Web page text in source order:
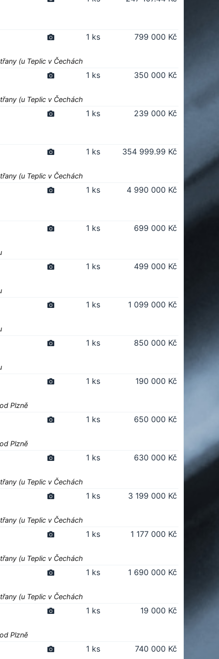
1 ks 799 000 Kč
(u Teplic v Čechách
1 ks 350 000 Kč
(u Teplic v Čechách
1 ks 239 000 Kč
1 ks 354 999.99 Kč
(u Teplic v Čechách
1 ks 4 990 000 Kč
1 ks 699 000 Kč
1 ks 499 000 Kč
1 ks 1 099 000 Kč
1 ks 850 000 Kč
1 ks 190 000 Kč
Plzně
1 ks 650 000 Kč
Plzně
1 ks 630 000 Kč
(u Teplic v Čechách
1 ks 3 199 000 Kč
(u Teplic v Čechách
1 ks 1 177 000 Kč
(u Teplic v Čechách
1 ks 1 690 000 Kč
(u Teplic v Čechách
1 ks 19 000 Kč
Plzně
1 ks 740 000 Kč